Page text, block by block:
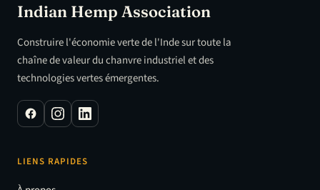
Indian Hemp Association
Construire l'économie verte de l'Inde sur toute la
chaîne de valeur du chanvre industriel et des
technologies vertes émergentes.
LIENS RAPIDES